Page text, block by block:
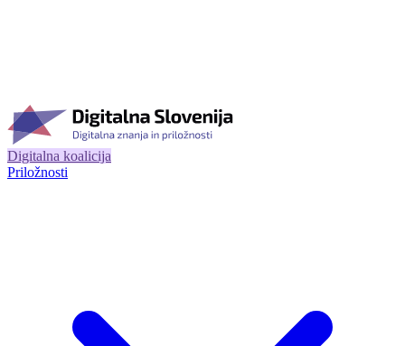
Digitalna koalicija
Priložnosti